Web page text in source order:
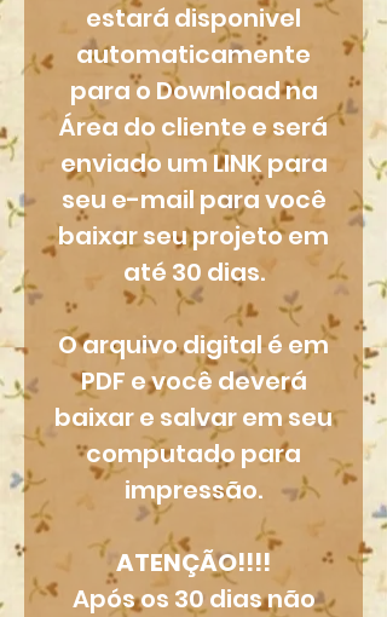
estará disponivel
automaticamente
para o Download na
Área do cliente e será
enviado um LINK para
seu e-mail para você
baixar seu projeto em
até 30 dias.
O arquivo digital é em
PDF e você deverá
baixar e salvar em seu
computado para
impressão.
ATENÇÃO!!!!
Após os 30 dias não